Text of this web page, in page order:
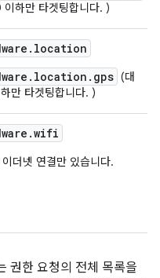
하만 타겟팅합니다. )
(대
만 타겟팅합니다. )
더넷 연결만 있습니다.
권한 요청의 전체 목록을